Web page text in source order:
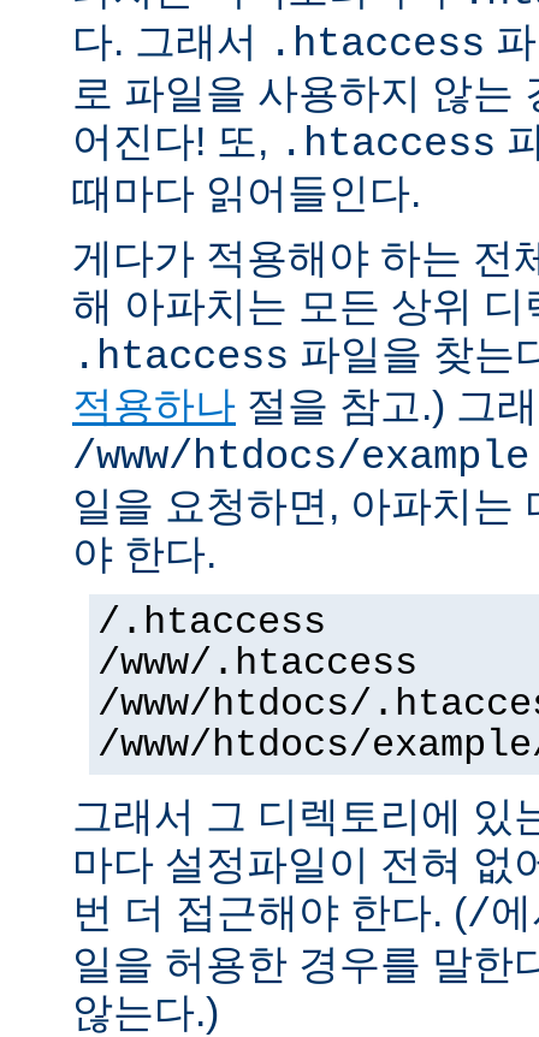
다. 그래서 .htaccess
로 파일을 사용하지 않는
어진다! 또, .htaccess
때마다 읽어들인다.
게다가 적용해야 하는 전
해 아파치는 모든 상위 디
.htaccess 파일을 찾는
적용하나 절을 참고.) 그
/www/htdocs/example
일을 요청하면, 아파치는
야 한다.
/.htaccess
/www/.htaccess
/www/htdocs/
/www/htdocs/
그래서 그 디렉토리에 있
마다 설정파일이 전혀 없
번 더 접근해야 한다. (/
일을 허용한 경우를 말한
않는다.)